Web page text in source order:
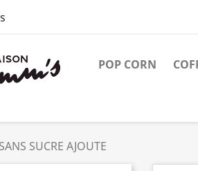
POP CORN
SANS SUCRE AJOUTE